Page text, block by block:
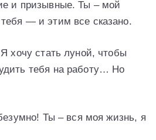
и призывные. Ты – мой
— и этим все сказано.
хочу стать луной, чтобы
тебя на работу… Но
Ты – вся моя жизнь, я